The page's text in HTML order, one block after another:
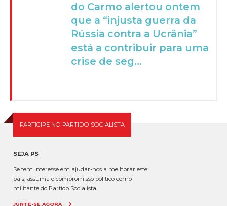
do Carmo alertou ontem
que a “injusta guerra da
Rússia contra a Ucrânia”
está a contribuir para uma
crise de seg...
PARTICIPE NO PARTIDO SOCIALISTA
SEJA PS
Se tem interesse em ajudar-nos a melhorar este
país, assuma o compromisso político como
militante do Partido Socialista.
JUNTE-SE AGORA